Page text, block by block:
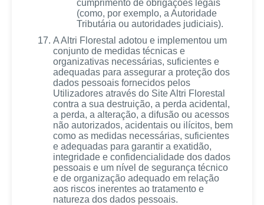
cumprimento de obrigações legais
(como, por exemplo, a Autoridade
Tributária ou autoridades judiciais).
A Altri Florestal adotou e implementou um
conjunto de medidas técnicas e
organizativas necessárias, suficientes e
adequadas para assegurar a proteção dos
dados pessoais fornecidos pelos
Utilizadores através do Site Altri Florestal
contra a sua destruição, a perda acidental,
a perda, a alteração, a difusão ou acessos
não autorizados, acidentais ou ilícitos, bem
como as medidas necessárias, suficientes
e adequadas para garantir a exatidão,
integridade e confidencialidade dos dados
pessoais e um nível de segurança técnico
e de organização adequado em relação
aos riscos inerentes ao tratamento e
natureza dos dados pessoais.